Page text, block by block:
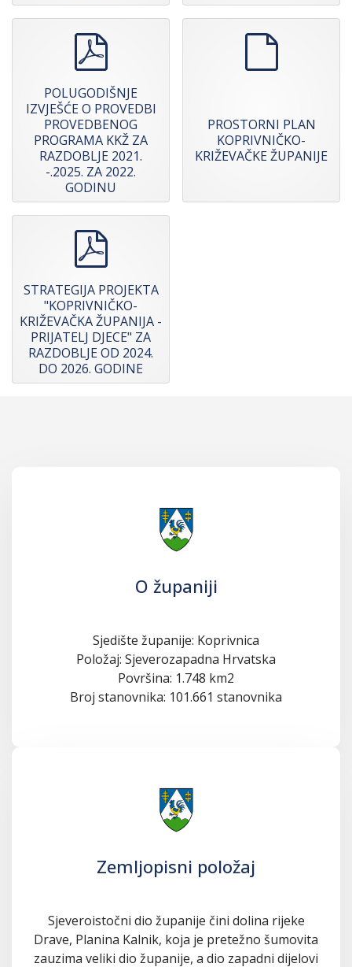
POLUGODIŠNJE
IZVJEŠĆE O PROVEDBI
PROVEDBENOG
PROGRAMA KKŽ ZA
RAZDOBLJE 2021.
-.2025. ZA 2022.
GODINU
PROSTORNI PLAN
KOPRIVNIČKO-
KRIŽEVAČKE ŽUPANIJE
STRATEGIJA PROJEKTA
"KOPRIVNIČKO-
KRIŽEVAČKA ŽUPANIJA -
PRIJATELJ DJECE" ZA
RAZDOBLJE OD 2024.
DO 2026. GODINE
O županiji
Sjedište županije: Koprivnica
Položaj: Sjeverozapadna Hrvatska
Površina: 1.748 km2
Broj stanovnika: 101.661 stanovnika
Zemljopisni položaj
Sjeveroistočni dio županije čini dolina rijeke
Drave, Planina Kalnik, koja je pretežno šumovita
zauzima veliki dio županije, a dio zapadni dijelovi